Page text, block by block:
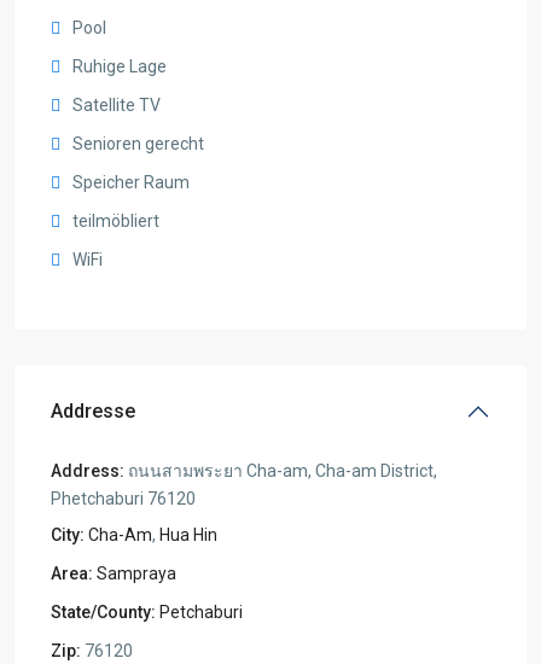
Pool
Ruhige Lage
Satellite TV
Senioren gerecht
Speicher Raum
teilmöbliert
WiFi
Addresse
Address: ถนนสามพระยา Cha-am, Cha-am District,
Phetchaburi 76120
City: Cha-Am, Hua Hin
Area: Sampraya
State/County: Petchaburi
Zip: 76120